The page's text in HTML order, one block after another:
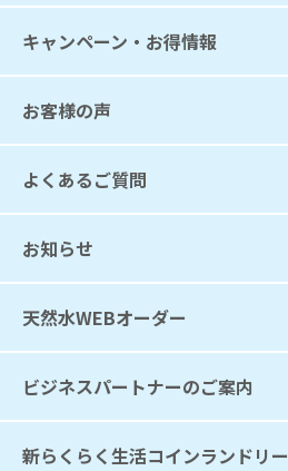
キャンペーン・お得情報
お客様の声
よくあるご質問
お知らせ
天然水WEBオーダー
ビジネスパートナーのご案内
新らくらく生活コインランドリー